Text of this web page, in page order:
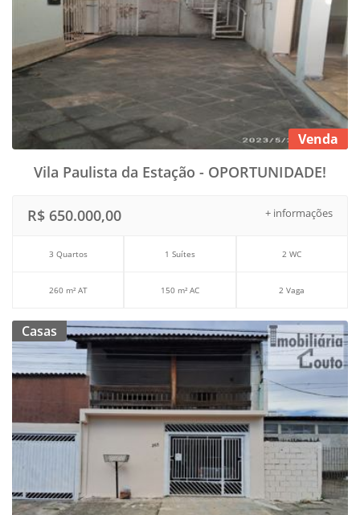
Venda
Vila Paulista da Estação - OPORTUNIDADE!
+ informações
R$ 650.000,00
3 Quartos 1 Suítes 2 WC
260 m² AT 150 m² AC 2 Vaga
Casas